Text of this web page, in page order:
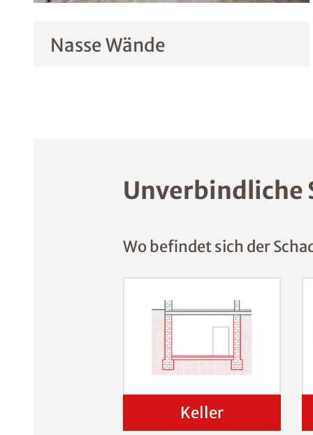
Nasse Wände
Unverbindliche
Wo befindet sich der
Keller